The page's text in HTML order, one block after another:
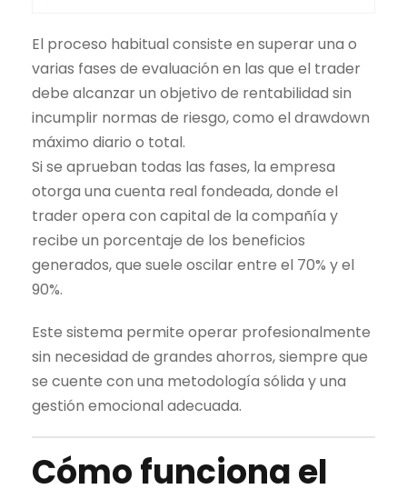
El proceso habitual consiste en superar una o
varias fases de evaluación en las que el trader
debe alcanzar un objetivo de rentabilidad sin
incumplir normas de riesgo, como el drawdown
máximo diario o total.
Si se aprueban todas las fases, la empresa
otorga una cuenta real fondeada, donde el
traderopera con capital de la compañía y
recibe un porcentaje de los beneficios
generados, que suele oscilar entre el 70% y el
90%.
Este sistema permite operar profesionalmente
sin necesidad de grandes ahorros, siempre que
se cuente con una metodología sólida y una
gestión emocional adecuada.
Cómo funciona el